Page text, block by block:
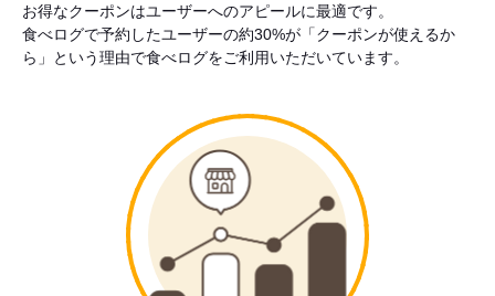
お得なクーポンはユーザーへのアピールに最適です。
食べログで予約したユーザーの約30%が「クーポンが使えるか
ら」という理由で食べログをご利用いただいています。